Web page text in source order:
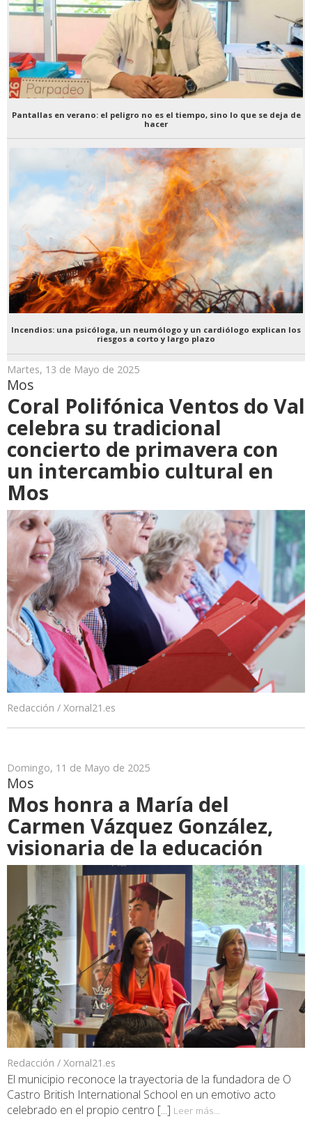
Pantallas en verano: el peligro no es el tiempo, sino lo que se deja de
hacer
Incendios: una psicóloga, un neumólogo y un cardiólogo explican los
riesgos a corto y largo plazo
Martes, 13 de Mayo de 2025
Mos
Coral Polifónica Ventos do Val
celebra su tradicional
concierto de primavera con
un intercambio cultural en
Mos
Redacción / Xornal21.es
Domingo, 11 de Mayo de 2025
Mos
Mos honra a María del
Carmen Vázquez González,
visionaria de la educación
Redacción / Xornal21.es
El municipio reconoce la trayectoria de la fundadora de O
Castro British International School en un emotivo acto
celebrado en el propio centro [...] Leer más...